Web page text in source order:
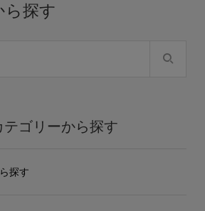
ら探す
テゴリーから探す
探す